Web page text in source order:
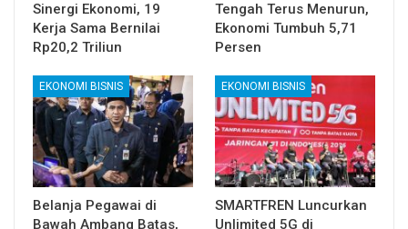
Sinergi Ekonomi, 19
Kerja Sama Bernilai
Rp20,2 Triliun
Tengah Terus Menurun,
Ekonomi Tumbuh 5,71
Persen
EKONOMI BISNIS
Belanja Pegawai di
Bawah Ambang Batas,
EKONOMI BISNIS
SMARTFREN Luncurkan
Unlimited 5G di